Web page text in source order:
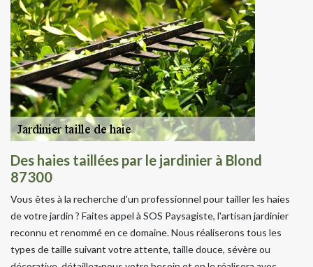
Des haies taillées par le jardinier à Blond
87300
Vous êtes à la recherche d'un professionnel pour tailler les haies
de votre jardin ? Faites appel à SOS Paysagiste, l'artisan jardinier
reconnu et renommé en ce domaine. Nous réaliserons tous les
types de taille suivant votre attente, taille douce, sévère ou